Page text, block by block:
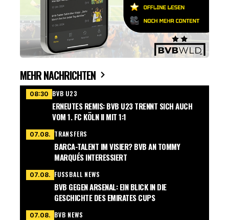
MEHR NACHRICHTEN
08:30 BVB U23
ERNEUTES REMIS: BVB U23 TRENNT SICH AUCH
VOM 1. FC KÖLN II MIT 1:1
07.08. TRANSFERS
BARCA-TALENT IM VISIER? BVB AN TOMMY
MARQUÉS INTERESSIERT
07.08. FUSSBALL NEWS
BVB GEGEN ARSENAL: EIN BLICK IN DIE
GESCHICHTE DES EMIRATES CUPS
07.08. BVB NEWS